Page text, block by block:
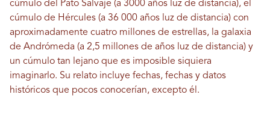
cúmulo del Pato Salvaje (a 3000 años luz de distancia), el
cúmulo de Hércules (a 36 000 años luz de distancia) con
aproximadamente cuatro millones de estrellas, la galaxia
de Andrómeda (a 2,5 millones de años luz de distancia) y
un cúmulo tan lejano que es imposible siquiera
imaginarlo. Su relato incluye fechas, fechas y datos
históricos que pocos conocerían, excepto él.